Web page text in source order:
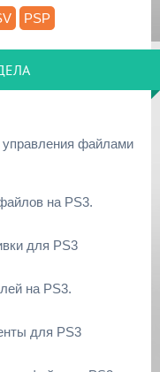
PSP
управления файлами
на PS3.
для PS3
на PS3.
для PS3